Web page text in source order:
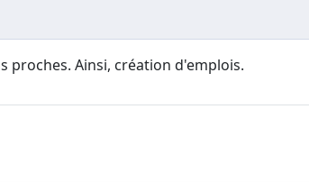
proches. Ainsi, création d'emplois.